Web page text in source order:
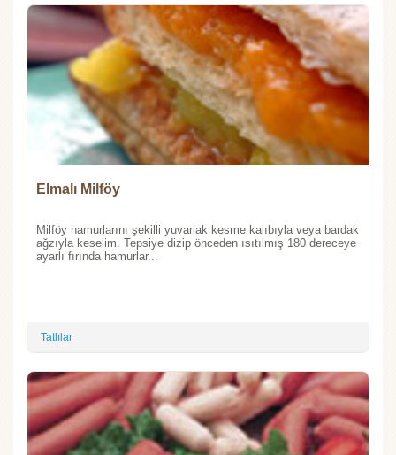
Elmalı Milföy
Milföy hamurlarını şekilli yuvarlak kesme kalıbıyla veya bardak
ağzıyla keselim. Tepsiye dizip önceden ısıtılmış 180 dereceye
ayarlı fırında hamurlar...
Tatlılar